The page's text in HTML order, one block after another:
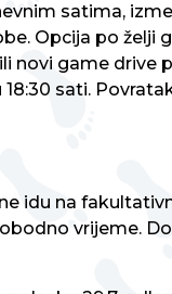
satima,
Opcija po želji
novi game drive
sati.
idu na
vrijeme.